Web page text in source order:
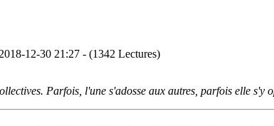
12-30 21:27 - (1342 Lectures)
Parfois, l'une s'adosse aux autres, parfois elle